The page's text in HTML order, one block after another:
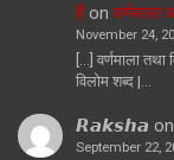
हैंon वर्णमाला
November 24,
[…] वर्णमाला तथा
विलोम शब्द |…
𝙍𝙖𝙠𝙨𝙝𝙖 on
September 22,